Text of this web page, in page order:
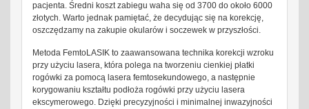
pacjenta. Średni koszt zabiegu waha się od 3700 do około 6000
złotych. Warto jednak pamiętać, że decydując się na korekcję,
oszczędzamy na zakupie okularów i soczewek w przyszłości.
Metoda FemtoLASIK to zaawansowana technika korekcji wzroku
przy użyciu lasera, która polega na tworzeniu cienkiej płatki
rogówki za pomocą lasera femtosekundowego, a następnie
korygowaniu kształtu podłoża rogówki przy użyciu lasera
ekscymerowego. Dzięki precyzyjności i minimalnej inwazyjności